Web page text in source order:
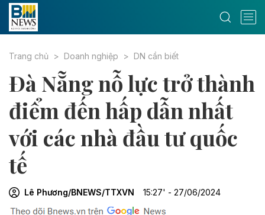
Trang chủ Doanh nghiệp DN cần biết
Đà Nẵng nỗ lực trở thành
điểm đến hấp dẫn nhất
với các nhà đầu tư quốc
tế
Lê Phương/BNEWS/TTXVN 15:27' - 27/06/2024